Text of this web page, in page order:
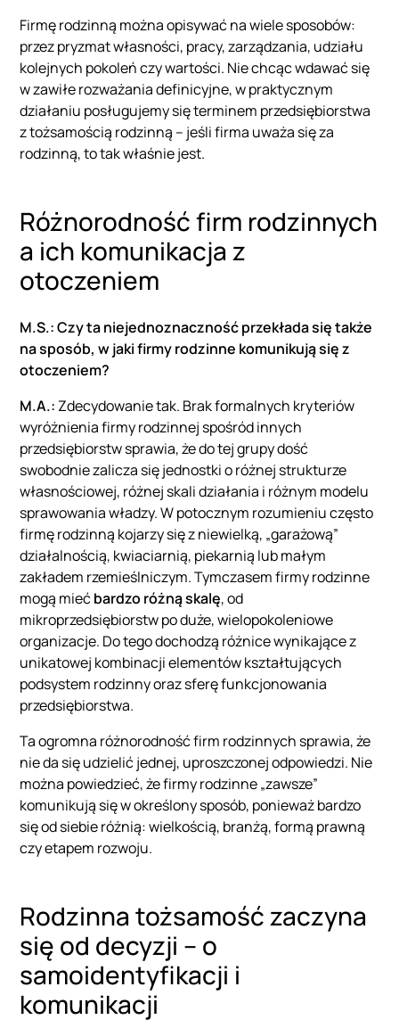
Firmę rodzinną można opisywać na wiele sposobów:
przez pryzmat własności, pracy, zarządzania, udziału
kolejnych pokoleń czy wartości. Nie chcąc wdawać się
w zawiłe rozważania definicyjne, w praktycznym
działaniu posługujemy się terminem przedsiębiorstwa
z tożsamością rodzinną – jeśli firma uważa się za
rodzinną, to tak właśnie jest.
Różnorodność firm rodzinnych
a ich komunikacja z
otoczeniem
M.S.: Czy ta niejednoznaczność przekłada się także
na sposób, w jaki firmy rodzinne komunikują się z
otoczeniem?
M.A.: Zdecydowanie tak. Brak formalnych kryteriów
wyróżnienia firmy rodzinnej spośród innych
przedsiębiorstw sprawia, że do tej grupy dość
swobodnie zalicza się jednostki o różnej strukturze
własnościowej, różnej skali działania i różnym modelu
sprawowania władzy. W potocznym rozumieniu często
firmę rodzinną kojarzy się z niewielką, „garażową”
działalnością, kwiaciarnią, piekarnią lub małym
zakładem rzemieślniczym. Tymczasem firmy rodzinne
mogą miećbardzo różną skalę, od
mikroprzedsiębiorstw po duże, wielopokoleniowe
organizacje. Do tego dochodzą różnice wynikające z
unikatowej kombinacji elementów kształtujących
podsystem rodzinny oraz sferę funkcjonowania
przedsiębiorstwa.
Ta ogromna różnorodność firm rodzinnych sprawia, że
nie da się udzielić jednej, uproszczonej odpowiedzi. Nie
można powiedzieć, że firmy rodzinne „zawsze”
komunikują się w określony sposób, ponieważ bardzo
się od siebie różnią: wielkością, branżą, formą prawną
czy etapem rozwoju.
Rodzinna tożsamość zaczyna
się od decyzji – o
samoidentyfikacji i
komunikacji